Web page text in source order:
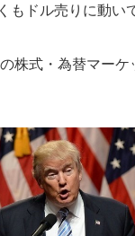
もドル売りに動い
株式・為替マーケ